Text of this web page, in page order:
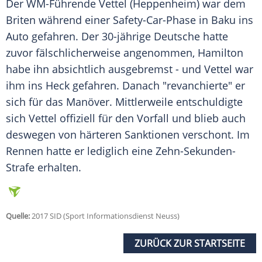
Der WM-Führende Vettel (Heppenheim) war dem
Briten während einer Safety-Car-Phase in Baku ins
Auto gefahren. Der 30-jährige Deutsche hatte
zuvor fälschlicherweise angenommen, Hamilton
habe ihn absichtlich ausgebremst - und Vettel war
ihm ins Heck gefahren. Danach "revanchierte" er
sich für das Manöver. Mittlerweile entschuldigte
sich Vettel offiziell für den Vorfall und blieb auch
deswegen von härteren Sanktionen verschont. Im
Rennen hatte er lediglich eine Zehn-Sekunden-
Strafe erhalten.
Quelle:2017 SID (Sport Informationsdienst Neuss)
ZURÜCK ZUR STARTSEITE